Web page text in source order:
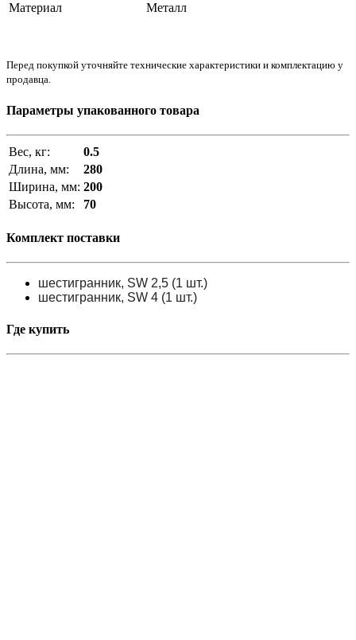
Материал
Металл
Перед покупкой уточняйте технические характеристики и комплектацию у
продавца.
Параметры упакованного товара
Вес, кг:
0.5
Длина, мм:
280
Ширина, мм: 200
Высота, мм:
70
Комплект поставки
шестигранник, SW 2,5 (1 шт.)
шестигранник, SW 4 (1 шт.)
Где купить